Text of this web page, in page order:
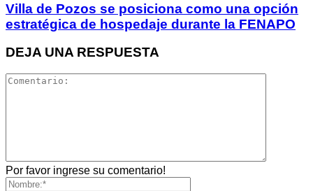
Villa de Pozos se posiciona como una opción
estratégica de hospedaje durante la FENAPO
DEJA UNA RESPUESTA
Por favor ingrese su comentario!